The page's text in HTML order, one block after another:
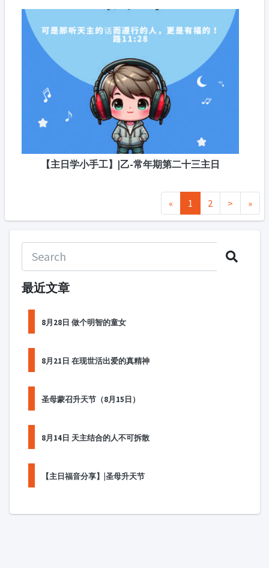
【主日学小手工】|乙-常年期第二十三主日
« 1 2 > »
最近文章
8月28日 做个明智的童女
8月21日 在现世活出爱的真精神
圣母蒙召升天节（8月15日）
8月14日 天主结合的人不可拆散
【主日福音分享】|圣母升天节